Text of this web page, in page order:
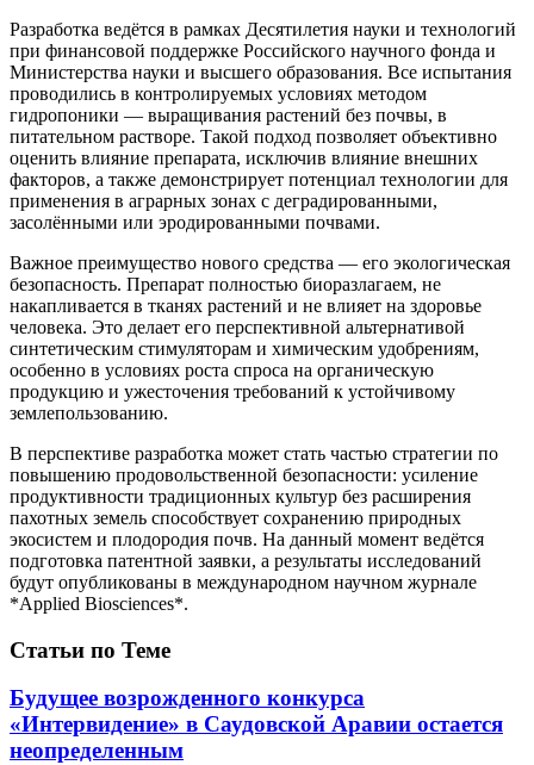
Разработка ведётся в рамках Десятилетия науки и технологий
при финансовой поддержке Российского научного фонда и
Министерства науки и высшего образования. Все испытания
проводились в контролируемых условиях методом
гидропоники — выращивания растений без почвы, в
питательном растворе. Такой подход позволяет объективно
оценить влияние препарата, исключив влияние внешних
факторов, а также демонстрирует потенциал технологии для
применения в аграрных зонах с деградированными,
засолёнными или эродированными почвами.
Важное преимущество нового средства — его экологическая
безопасность. Препарат полностью биоразлагаем, не
накапливается в тканях растений и не влияет на здоровье
человека. Это делает его перспективной альтернативой
синтетическим стимуляторам и химическим удобрениям,
особенно в условиях роста спроса на органическую
продукцию и ужесточения требований к устойчивому
землепользованию.
В перспективе разработка может стать частью стратегии по
повышению продовольственной безопасности: усиление
продуктивности традиционных культур без расширения
пахотных земель способствует сохранению природных
экосистем и плодородия почв. На данный момент ведётся
подготовка патентной заявки, а результаты исследований
будут опубликованы в международном научном журнале
*Applied Biosciences*.
Статьи по Теме
Будущее возрожденного конкурса
«Интервидение» в Саудовской Аравии остается
неопределенным